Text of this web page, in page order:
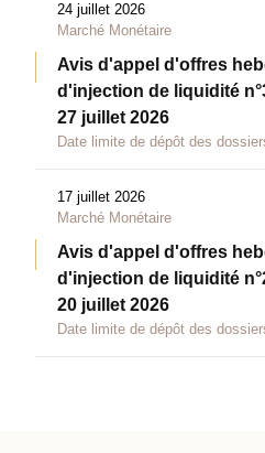
24 juillet 2026
Marché Monétaire
Avis d'appel d'offres
d'injection de liquidité
27 juillet 2026
Date limite de dépôt des
17 juillet 2026
Marché Monétaire
Avis d'appel d'offres
d'injection de liquidité
20 juillet 2026
Date limite de dépôt des